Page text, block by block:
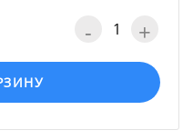
- +